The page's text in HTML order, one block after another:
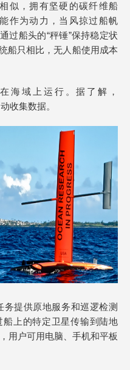
似，拥有坚硬的碳纤维船
作为动力，当风掠过船帆
过船头的“秤锤”保持稳定状
船只相比，无人船使用成本
海域上运行。据了解，
收集数据。
务提供原地服务和巡逻检测
上的特定卫星传输到陆地
用户可用电脑、手机和平板